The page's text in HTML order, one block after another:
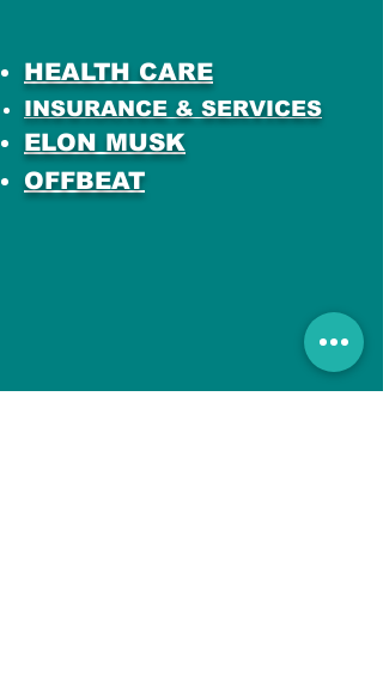
HEALTH CARE
INSURANCE & SERVICES
ELON MUSK
OFFBEAT